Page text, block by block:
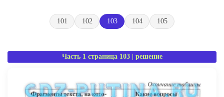
101 102 103 104 105
Часть 1 страница 103 | решение